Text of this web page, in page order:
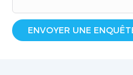
ENVOYER UNE